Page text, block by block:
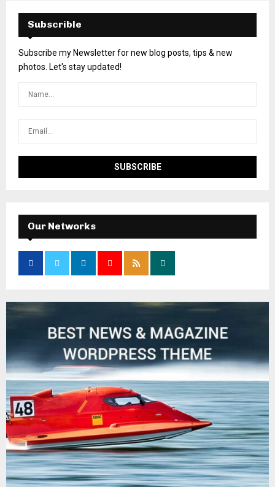
Subscrible
Subscribe my Newsletter for new blog posts, tips & new
photos. Let's stay updated!
Our Networks